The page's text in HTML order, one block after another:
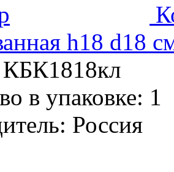
h18 d18
КБК1818кл
в упаковке: 1
Россия